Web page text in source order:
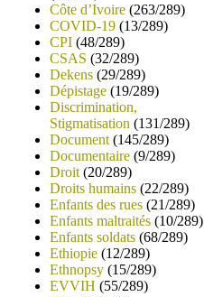
Côte d’Ivoire (263/289)
COVID-19 (13/289)
CPI (48/289)
CSAS (32/289)
Dekens (29/289)
Dépistage (19/289)
Discrimination,
Stigmatisation (131/289)
Document (145/289)
Documentaire (9/289)
Droit (20/289)
Droits humains (22/289)
Enfants des rues (21/289)
Enfants maltraités (10/289)
Enfants soldats (68/289)
Ethiopie (12/289)
Ethnopsy (15/289)
EVVIH (55/289)